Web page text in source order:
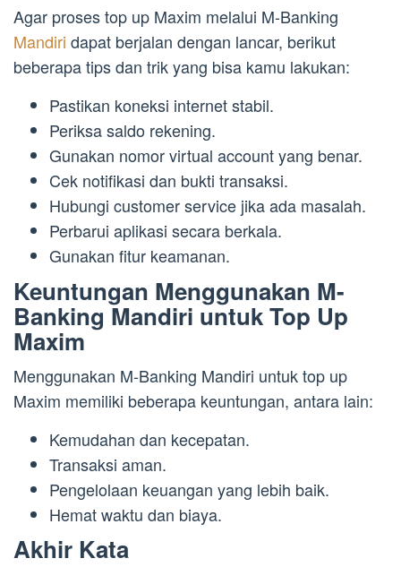
Agar proses top up Maxim melalui M-Banking
Mandiri dapat berjalan dengan lancar, berikut
beberapa tips dan trik yang bisa kamu lakukan:
Pastikan koneksi internet stabil.
Periksa saldo rekening.
Gunakan nomor virtual account yang benar.
Cek notifikasi dan bukti transaksi.
Hubungi customer service jika ada masalah.
Perbarui aplikasi secara berkala.
Gunakan fitur keamanan.
Keuntungan Menggunakan M-
Banking Mandiri untuk Top Up
Maxim
Menggunakan M-Banking Mandiri untuk top up
Maxim memiliki beberapa keuntungan, antara lain:
Kemudahan dan kecepatan.
Transaksi aman.
Pengelolaan keuangan yang lebih baik.
Hemat waktu dan biaya.
Akhir Kata